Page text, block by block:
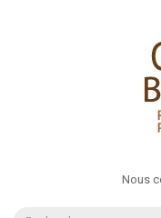
Nous